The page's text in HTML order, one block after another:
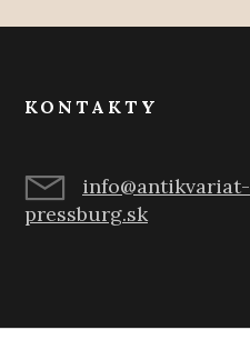
KONTAKTY
info@antikvariat-
pressburg.sk